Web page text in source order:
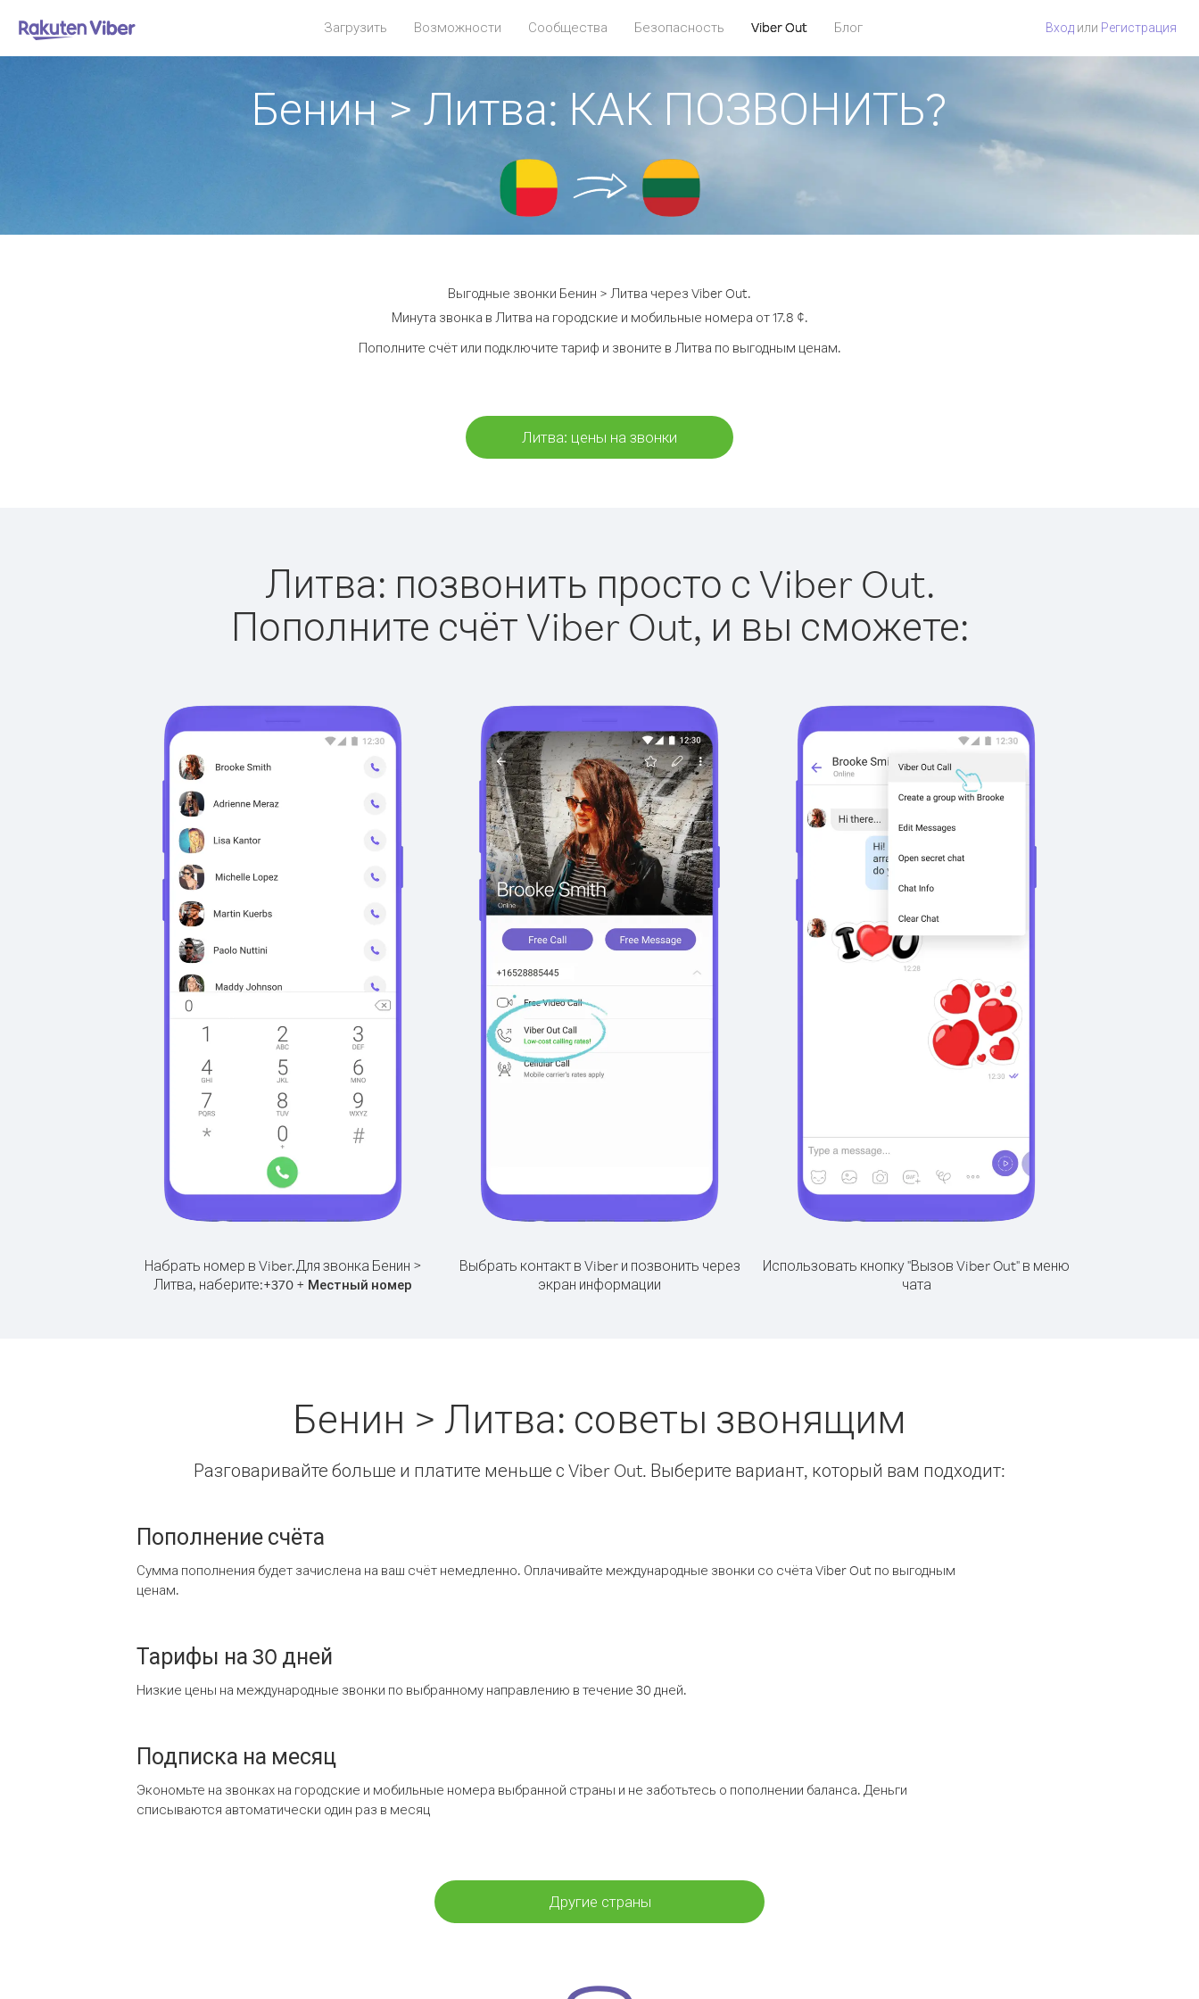
Загрузить Возможности Сообщества Безопасность Viber Out Блог Вход или Регистрация
Бенин > Литва: КАК ПОЗВОНИТЬ?
Выгодные звонки Бенин > Литва через Viber Out.
Минута звонка в Литва на городские и мобильные номера от 17.8 ¢.
Пополните счёт или подключите тариф и звоните в Литва по выгодным ценам.
Литва: цены на звонки
Литва: позвонить просто с Viber Out.
Пополните счёт Viber Out, и вы сможете:
Набрать номер в Viber.Для звонка Бенин >
Литва, наберите:+370 + Местный номер
Выбрать контакт в Viber и позвонить через
экран информации
Использовать кнопку "Вызов Viber Out" в меню
чата
Бенин > Литва: советы звонящим
Разговаривайте больше и платите меньше с Viber Out. Выберите вариант, который вам подходит:
Пополнение счёта
Сумма пополнения будет зачислена на ваш счёт немедленно. Оплачивайте международные звонки со счёта Viber Out по выгодным
ценам.
Тарифы на 30 дней
Низкие цены на международные звонки по выбранному направлению в течение 30 дней.
Подписка на месяц
Экономьте на звонках на городские и мобильные номера выбранной страны и не заботьтесь о пополнении баланса. Деньги
списываются автоматически один раз в месяц
Другие страны